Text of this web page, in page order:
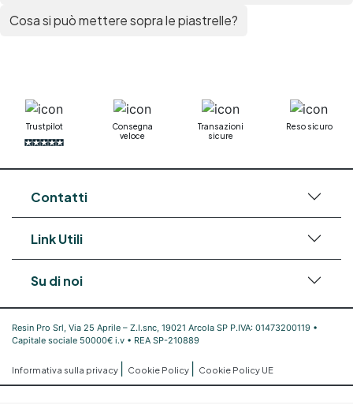
Cosa si può mettere sopra le piastrelle?
Trustpilot
Consegna
veloce
Transazioni
sicure
Reso sicuro
Contatti
Link Utili
Su di noi
Resin Pro Srl, Via 25 Aprile – Z.I.snc, 19021 Arcola SP P.IVA: 01473200119 •
Capitale sociale 50000€ i.v • REA SP-210889
Informativa sulla privacy Cookie Policy Cookie Policy UE